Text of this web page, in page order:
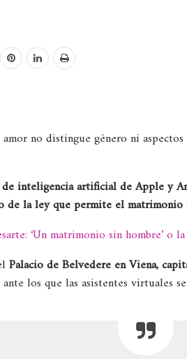
no distingue género ni
inteligencia artificial de Apple y
de la ley que permite el
‘Un matrimonio sin hombre’ o
Palacio de Belvedere en Viena,
los que las asistentes virtuales